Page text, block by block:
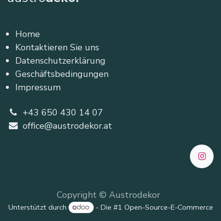
Home
Kontaktieren Sie uns
Datenschutzerklärung
Geschäftsbedingungen
Impressum
+43 650 430 14 07
office@austrodekor.at
Copyright © Austrodekor
Unterstützt durch - Die #1 Open-Source-E-Commerce